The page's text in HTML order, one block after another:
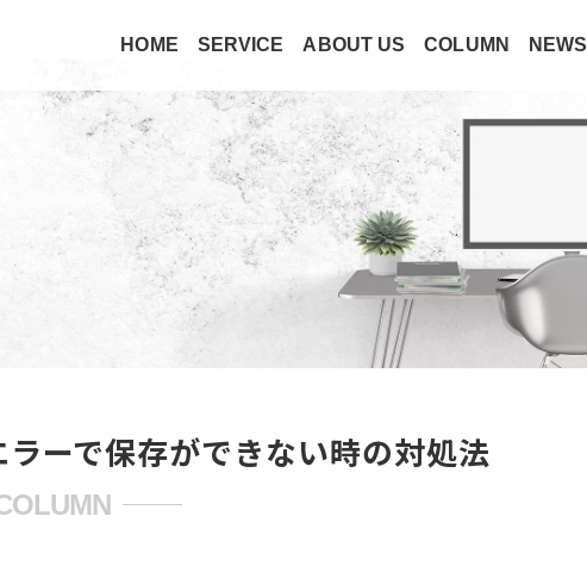
HOME SERVICE ABOUT US COLUMN NEWS
ーで保存ができない時の対処法